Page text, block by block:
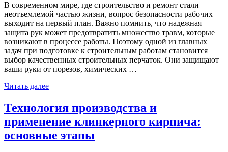
В современном мире, где строительство и ремонт стали
неотъемлемой частью жизни, вопрос безопасности рабочих
выходит на первый план. Важно помнить, что надежная
защита рук может предотвратить множество травм, которые
возникают в процессе работы. Поэтому одной из главных
задач при подготовке к строительным работам становится
выбор качественных строительных перчаток. Они защищают
ваши руки от порезов, химических …
Читать далее
Технология производства и
применение клинкерного кирпича:
основные этапы